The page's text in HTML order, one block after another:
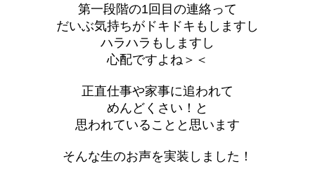
第一段階の1回目の連絡って
だいぶ気持ちがドキドキもしますし
ハラハラもしますし
心配ですよね＞＜
正直仕事や家事に追われて
めんどくさい！と
思われていることと思います
そんな生のお声を実装しました！